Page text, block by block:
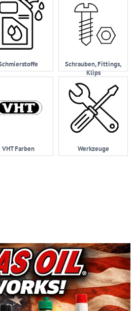
Schrauben, Fittings,
Klips
VHT Farben Werkzeuge